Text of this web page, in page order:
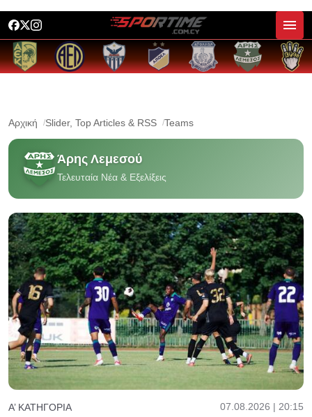
Αρχική Slider, Top Articles & RSS Teams
Άρης Λεμεσού
Τελευταία Νέα & Εξελίξεις
Α’ ΚΑΤΗΓΟΡΊΑ 07.08.2026 | 20:15